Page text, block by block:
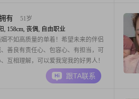
有
51岁
, 158cm, 丧偶, 自由职业
不如高质量的单着！希望未来的伴侣
善良有责任心、包容心、有担当，可
互相理解，可以爱我宠我的好男人！
跟TA联系